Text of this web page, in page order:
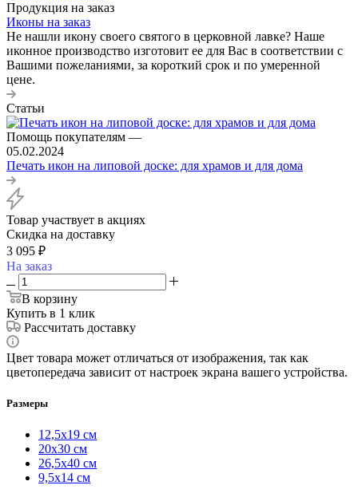
Продукция на заказ
Иконы на заказ
Не нашли икону своего святого в церковной лавке? Наше
иконное производство изготовит ее для Вас в соответствии с
Вашими пожеланиями, за короткий срок и по умеренной
цене.
Статьи
Помощь покупателям —
05.02.2024
Печать икон на липовой доске: для храмов и для дома
Товар участвует в акциях
Скидка на доставку
3 095 ₽
На заказ
В корзину
Купить в 1 клик
Рассчитать доставку
Цвет товара может отличаться от изображения, так как
цветопередача зависит от настроек экрана вашего устройства.
Размеры
12,5х19 см
20х30 см
26,5х40 см
9,5х14 см